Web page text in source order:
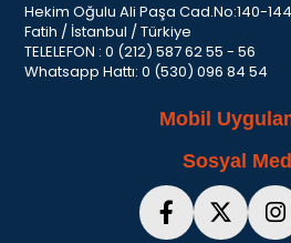
Hekim Oğulu Ali Paşa Cad.No:140-
Fatih / İstanbul / Türkiye
TELELEFON : 0 (212) 587 62 55 - 56
Whatsapp Hattı: 0 (530) 096 84 54
Mobil
Sosyal